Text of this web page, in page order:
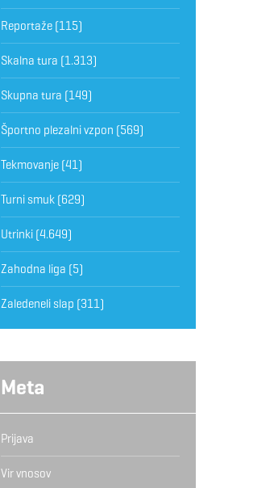
Reportaže(115)
Skalna tura (1.313)
Skupna tura (149)
Športno plezalni vzpon (569)
Tekmovanje(41)
Turni smuk(629)
Utrinki(4.649)
Zahodna liga (5)
Zaledeneli slap (311)
Meta
Prijava
Vir vnosov